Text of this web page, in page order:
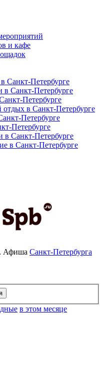
и кафе
Санкт-Петербурге
в Санкт-Петербурге
Петербурге
в Санкт-Петербурге
Петербурге
Петербурге
в Санкт-Петербурге
в Санкт-Петербурге
Афиша Санкт-Петербурга
в этом месяце